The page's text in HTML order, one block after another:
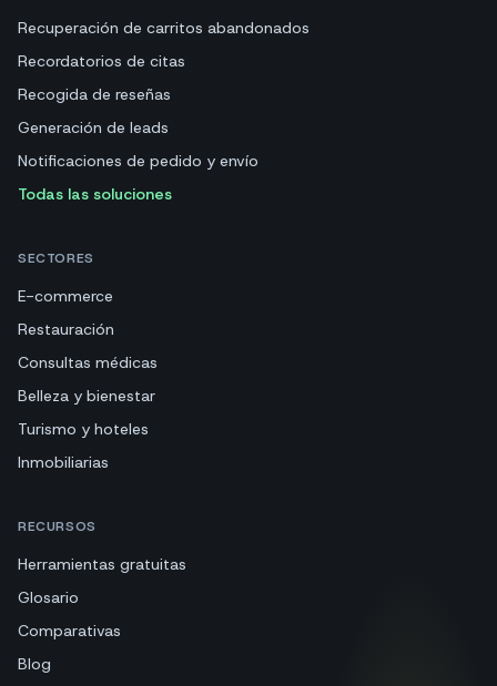
Recuperación de carritos abandonados
Recordatorios de citas
Recogida de reseñas
Generación de leads
Notificaciones de pedido y envío
Todas las soluciones
SECTORES
E-commerce
Restauración
Consultas médicas
Belleza y bienestar
Turismo y hoteles
Inmobiliarias
RECURSOS
Herramientas gratuitas
Glosario
Comparativas
Blog